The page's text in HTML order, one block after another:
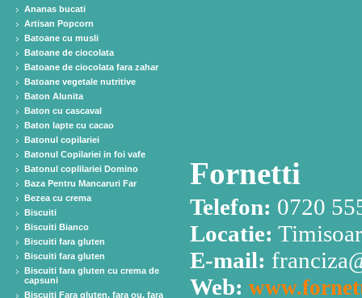
Ananas bucati
Artisan Popcorn
Batoane cu musli
Batoane de ciocolata
Batoane de ciocolata fara zahar
Batoane vegetale nutritive
Baton Alunita
Baton cu cascaval
Baton lapte cu cacao
Batonul copilariei
Batonul Copilariei in foi vafe
Batonul coplilariei Domino
Baza Pentru Mancaruri Far
Bezea cu crema
Biscuiti
Biscuiti Bianco
Biscuiti fara gluten
Biscuiti fara gluten
Biscuiti fara gluten cu crema de
capsuni
Biscuiti Fara gluten, fara ou, fara
Fornetti
Telefon: 0720
Locatie:
E-mail:
Web: